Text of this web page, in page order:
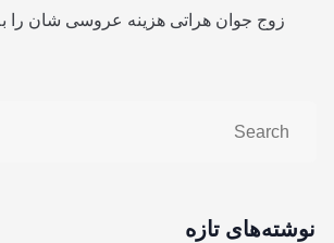
زوج جوان هراتی هزینه عروسی شان را به
نوشته‌های تازه